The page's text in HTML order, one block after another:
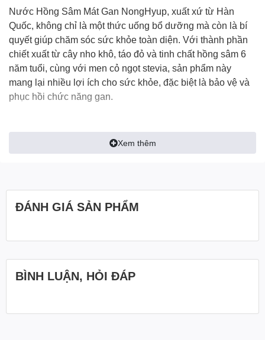
Nước Hồng Sâm Mát Gan NongHyup, xuất xứ từ Hàn
Quốc, không chỉ là một thức uống bổ dưỡng mà còn là bí
quyết giúp chăm sóc sức khỏe toàn diện. Với thành phần
chiết xuất từ cây nho khô, táo đỏ và tinh chất hồng sâm 6
năm tuổi, cùng với men cỏ ngọt stevia, sản phẩm này
mang lại nhiều lợi ích cho sức khỏe, đặc biệt là bảo vệ và
phục hồi chức năng gan.
Bảo vệ gan: Nước Hồng Sâm Mát Gan NongHyup
Thanh nhiệt và giải độc: Sản phẩm có khả năng
thanh nhiệt, tiêu độc và làm mát gan, giúp cơ thể luôn
Giảm stress: Cải thiện tình trạng nhức đầu, căng
thẳng và giúp tinh thần tỉnh táo, tập trung hơn.
Xem thêm
ĐÁNH GIÁ SẢN PHẨM
BÌNH LUẬN, HỎI ĐÁP